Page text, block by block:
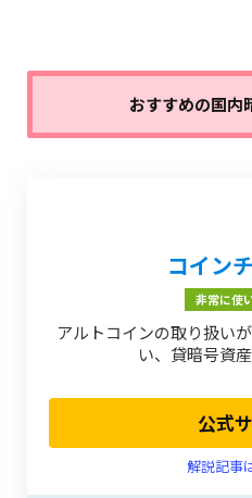
おすすめの国内
コイン
非常に使
アルトコインの取り扱い
い、貸暗号資
公式
解説記事